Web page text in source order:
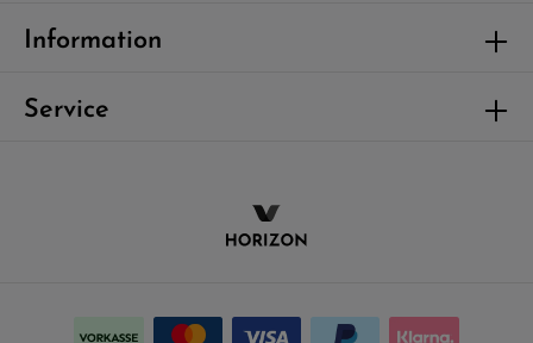
Information
Service